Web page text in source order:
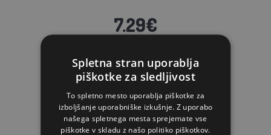
7.29€
V KOŠARICO
Spletna stran uporablja
piškotke za sledljivost
To spletno mesto uporablja piškotke za
izboljšanje uporabniške izkušnje. Z uporabo
našega spletnega mesta sprejemate vse
piškotke v skladu z našo politiko piškotkov.